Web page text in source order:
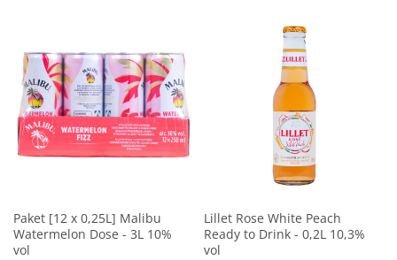
Paket [12 x 0,25L] Malibu
Watermelon Dose - 3L 10%
vol
Lillet Rose White Peach
Ready to Drink - 0,2L 10,3%
vol